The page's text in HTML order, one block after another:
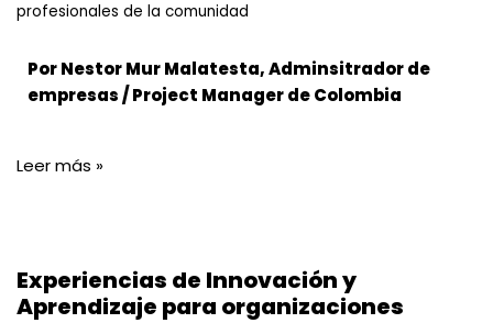
profesionales de la comunidad
Por Nestor Mur Malatesta, Adminsitrador de
empresas / Project Manager de Colombia
Leer más »
Experiencias de Innovación y
Aprendizaje para organizaciones